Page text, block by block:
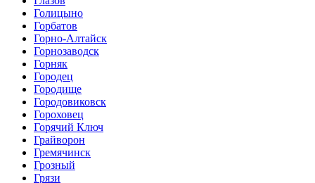
Голицыно
Горбатов
Горно-Алтайск
Горнозаводск
Горняк
Городец
Городище
Городовиковск
Гороховец
Горячий Ключ
Грайворон
Гремячинск
Грозный
Грязи